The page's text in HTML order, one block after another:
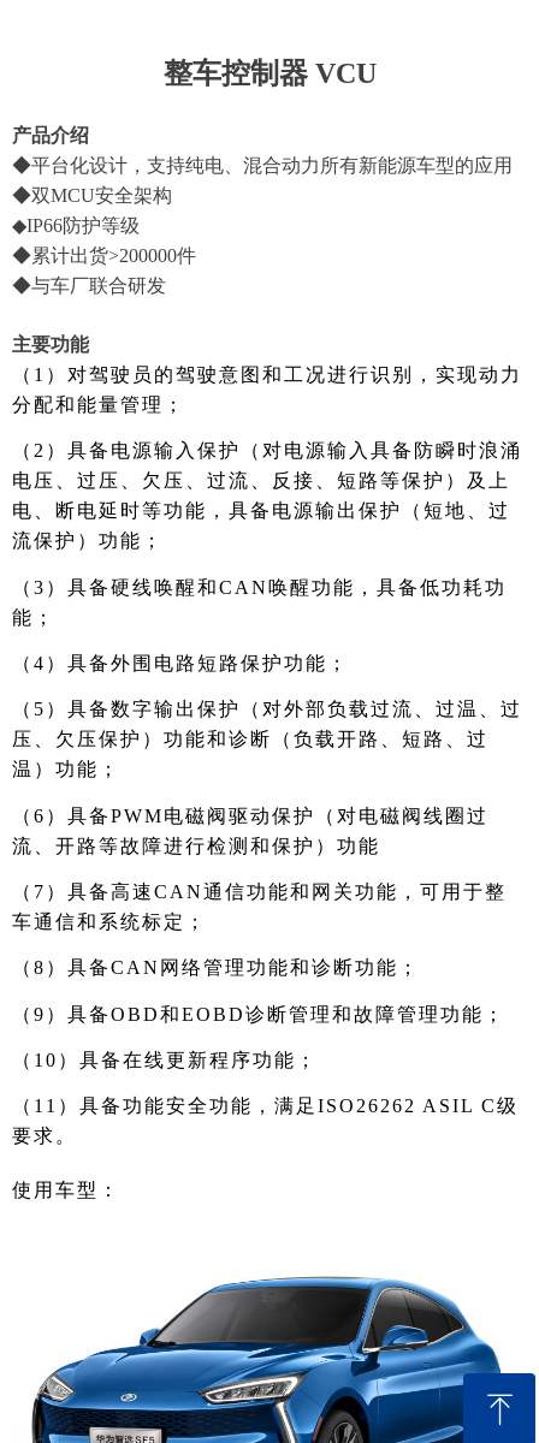
整车控制器 VCU
产品介绍
◆平台化设计，支持纯电、混合动力所有新能源车型的应用
◆双MCU安全架构
◆IP66防护等级
◆累计出货>200000件
◆与车厂联合研发
主要功能
（1）对驾驶员的驾驶意图和工况进行识别，实现动力
分配和能量管理；
（2）具备电源输入保护（对电源输入具备防瞬时浪涌
电压、过压、欠压、过流、反接、短路等保护）及上
电、断电延时等功能，具备电源输出保护（短地、过
流保护）功能；
（3）具备硬线唤醒和CAN唤醒功能，具备低功耗功
能；
（4）具备外围电路短路保护功能；
（5）具备数字输出保护（对外部负载过流、过温、过
压、欠压保护）功能和诊断（负载开路、短路、过
温）功能；
（6）具备PWM电磁阀驱动保护（对电磁阀线圈过
流、开路等故障进行检测和保护）功能
（7）具备高速CAN通信功能和网关功能，可用于整
车通信和系统标定；
（8）具备CAN网络管理功能和诊断功能；
（9）具备OBD和EOBD诊断管理和故障管理功能；
（10）具备在线更新程序功能；
（11）具备功能安全功能，满足ISO26262 ASIL C级
要求。
使用车型：
ꁸ